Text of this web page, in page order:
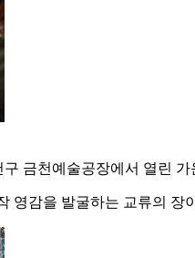
금천예술공장에서 열린
영감을 발굴하는 교류의 장